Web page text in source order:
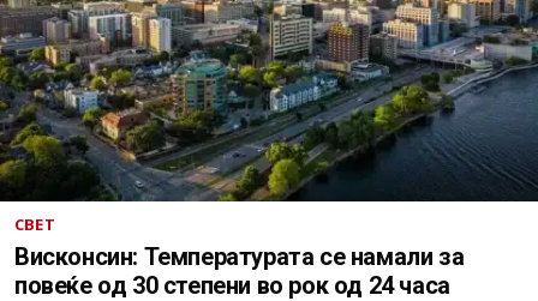
СВЕТ
Висконсин: Температурата се намали за
повеќе од 30 степени во рок од 24 часа